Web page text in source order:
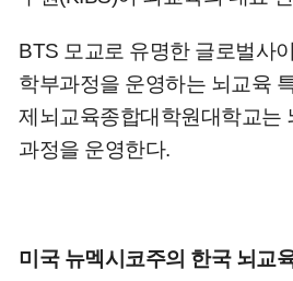
BTS 모교로 유명한 글로벌사
학부과정을 운영하는 뇌교육
제뇌교육종합대학원대학교는
과정을 운영한다.
미국 뉴멕시코주의 한국 뇌교